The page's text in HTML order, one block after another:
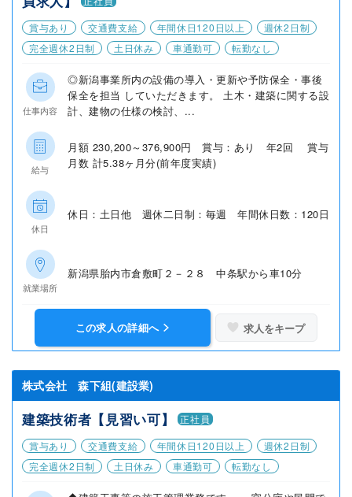
賞与あり
交通費支給 年間休日120日以上
週休2日制
完全週休2日制
土日休み 車通勤可 転勤なし
仕事内容
◎新潟事業所内の設備の導入・更新や予防保全・事後
保全を担当 していただきます。 土木・建築に関する設
計、建物の仕様の検討、...
給与
月額 230,200～376,900円 賞与：あり 年2回 賞与
月数 計5.38ヶ月分(前年度実績)
休日
休日：土日他 週休二日制：毎週 年間休日数：120日
就業場所
新潟県胎内市倉敷町２－２８ 中条駅から車10分
この求人の詳細へ 求人をキープ
株式会社 森下組(建設業)
建築技術者【見習い可】
正社員
賞与あり
交通費支給 年間休日120日以上
週休2日制
完全週休2日制
土日休み 車通勤可 転勤なし